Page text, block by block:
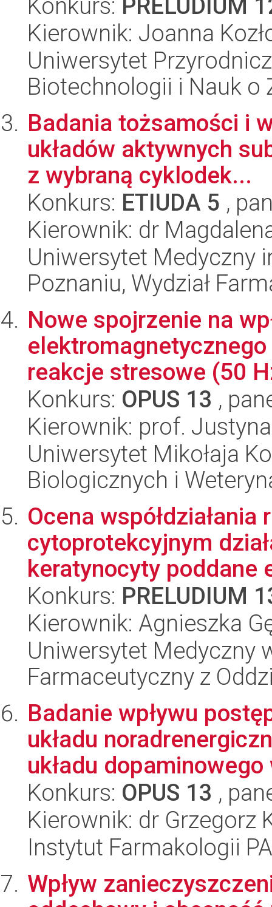
Konkurs: PRELUDIUM
Kierownik: Joanna
Uniwersytet
Biotechnologii i Nauk o
Badania tożsamości i
układów aktywnych
z wybraną cyklodek...
Konkurs: ETIUDA 5 ,
Kierownik: dr
Uniwersytet Medyczny
Poznaniu, Wydział
Nowe spojrzenie na
reakcje stresowe (50
Konkurs: OPUS 13 ,
Kierownik: prof.
Uniwersytet Mikołaja
Biologicznych i
Ocena
cytoprotekcyjnym
keratynocyty poddane
Konkurs: PRELUDIUM
Kierownik: Agnieszka
Uniwersytet Medyczny
Farmaceutyczny z
Badanie wpływu
układu
układu
Konkurs: OPUS 13 ,
Kierownik: dr Grzegorz
Instytut Farmakologii
Wpływ